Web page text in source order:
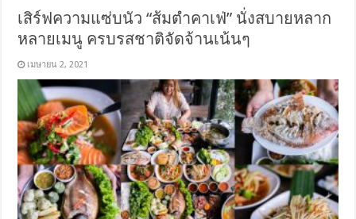
เสิร์ฟความแซ่บนัว “ส้มตำคาเฟ่” นั่งสบายหลาก
หลายเมนู ครบรสชาติจัดจ้านเน้นๆ
เมษายน 2, 2021